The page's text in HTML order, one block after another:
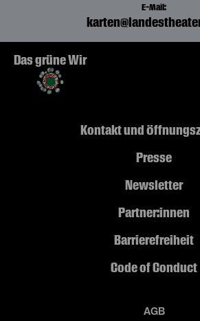
E-Mail:
Das grüne Wir
Kontakt und
Presse
Newsletter
Partner:innen
Barrierefreiheit
Code of Conduct
AGB